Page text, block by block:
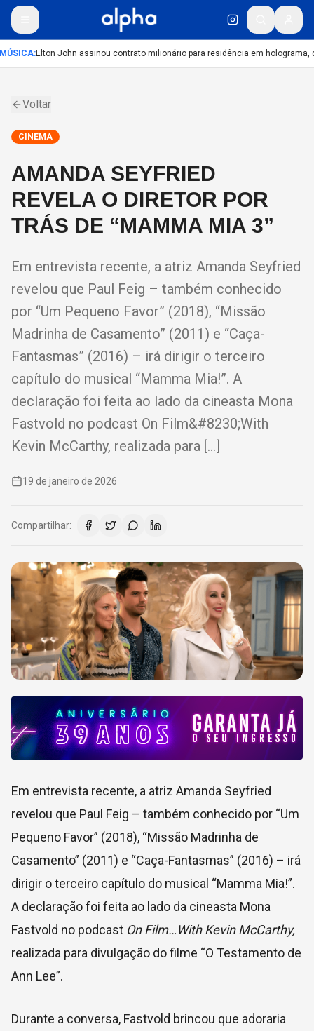
:Elton John assinou contrato milionário para residência em holograma,
Voltar
CINEMA
AMANDA SEYFRIED
REVELA O DIRETOR POR
TRÁS DE “MAMMA MIA 3”
Em entrevista recente, a atriz Amanda Seyfried
revelou que Paul Feig – também conhecido
por “Um Pequeno Favor” (2018), “Missão
Madrinha de Casamento” (2011) e “Caça-
Fantasmas” (2016) – irá dirigir o terceiro
capítulo do musical “Mamma Mia!”. A
declaração foi feita ao lado da cineasta Mona
Fastvold no podcast On Film&#8230;With
Kevin McCarthy, realizada para […]
19 de janeiro de 2026
Compartilhar:
Em entrevista recente, a atriz Amanda Seyfried
revelou que Paul Feig – também conhecido por “Um
Pequeno Favor” (2018), “Missão Madrinha de
Casamento” (2011) e “Caça-Fantasmas” (2016) – irá
dirigir o terceiro capítulo do musical “Mamma Mia!”.
A declaração foi feita ao lado da cineasta Mona
Fastvold no podcast On Film…With Kevin McCarthy,
realizada para divulgação do filme “O Testamento de
Ann Lee”.
Durante a conversa, Fastvold brincou que adoraria